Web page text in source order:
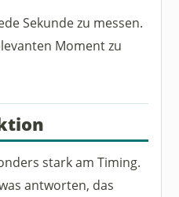
Sekunde zu messen.
Moment zu
stark am Timing.
antworten, das